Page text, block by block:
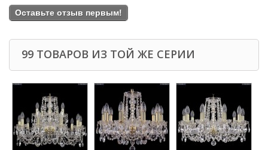
Оставьте отзыв первым!
99 ТОВАРОВ ИЗ ТОЙ ЖЕ СЕРИИ